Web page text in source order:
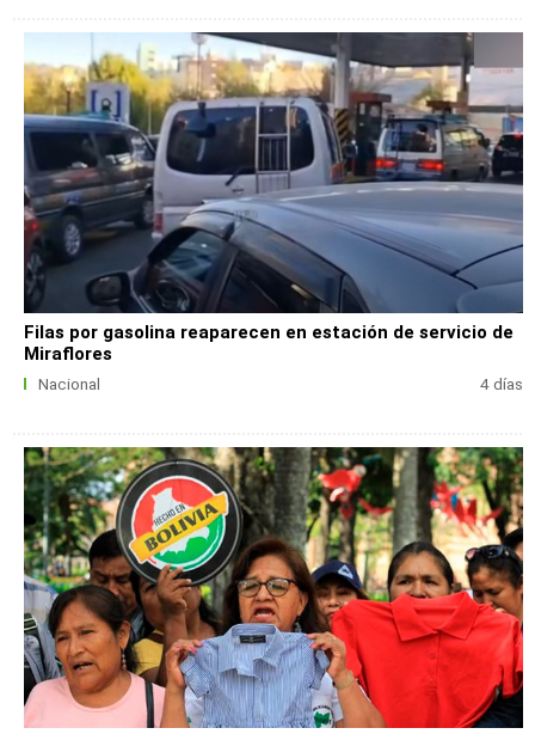
Filas por gasolina reaparecen en estación de servicio de
Miraflores
Nacional 4 días